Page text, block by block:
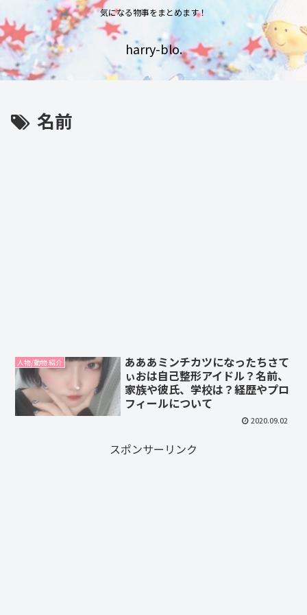
気になる物事をまとめます！
harry-blo.
名前
人物/動物 紹介
あああミンチカツになったちさて
ぃおは自己整形アイドル？名前、
家族や彼氏、学校は？経歴やプロ
フィールについて
2020.09.02
スポンサーリンク